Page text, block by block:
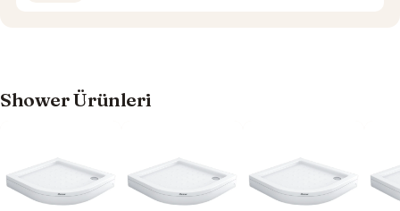
Shower Ürünleri